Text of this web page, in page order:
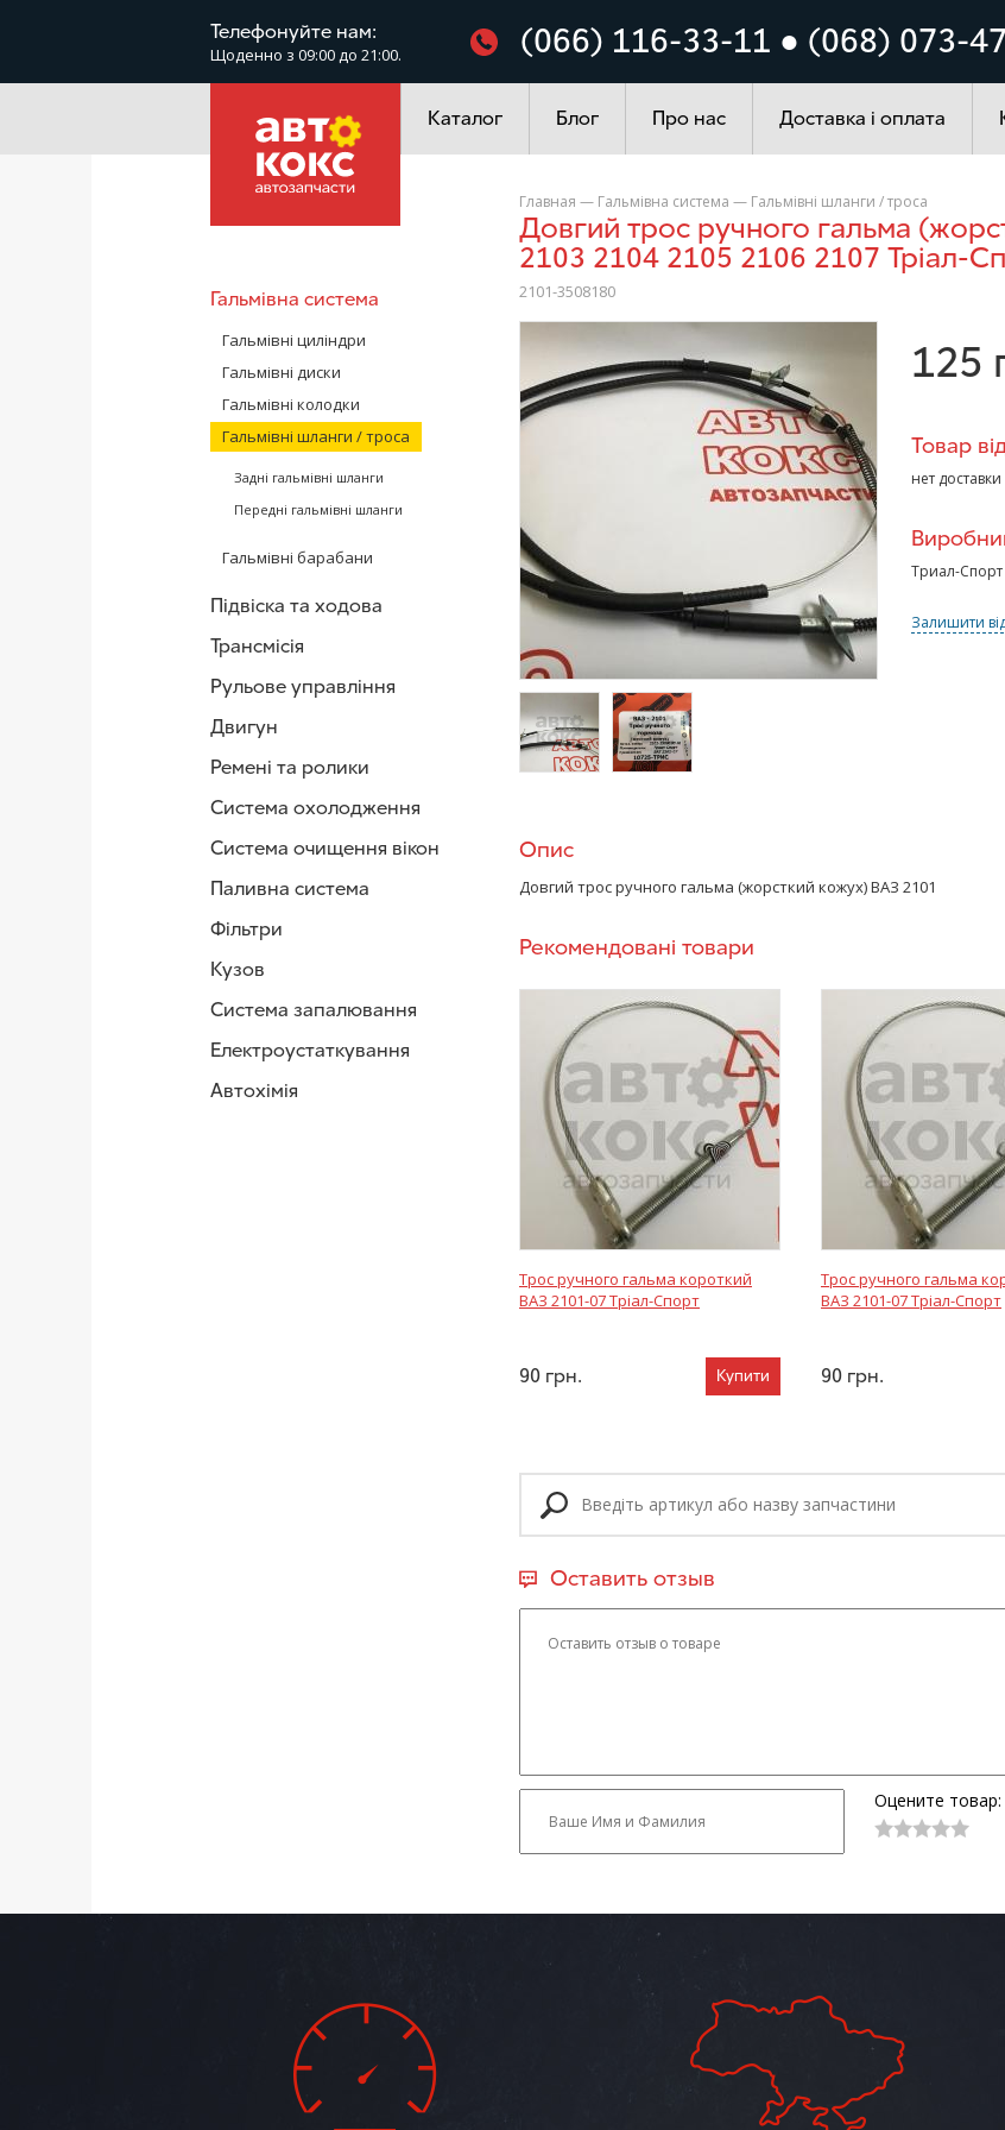
Телефонуйте нам:
Щоденно з 09:00 до 21:00. (066) 116-33-11 ● (068) 073-
Каталог
Електроустаткування Автохімія
Блог Про нас Доставка і оплата
Гальмівна система
Гальмівні циліндри
Гальмівні диски
Гальмівні колодки
Гальмівні шланги / троса
Задні гальмівні шланги
Передні гальмівні шланги
Гальмівні барабани
Підвіска та ходова
Трансмісія
Рульове управління
Двигун
Ремені та ролики
Система охолодження
Система очищення вікон
Паливна система
Фільтри
Кузов
Система запалювання
Електроустаткування
Автохімія
Главная — Гальмівна система — Гальмівні шланги / троса
Довгий трос ручного гальма (жорсткий кожух) ВАЗ 2101 2102
2103 2104 2105 2106 2107 Тріал-
2101-3508180
125
Товар
нет доставки
Триал-Спорт
Залишити
Опис
Довгий трос ручного гальма (жорсткий кожух) ВАЗ 2101
Рекомендовані товари
Трос ручного гальма короткий
ВАЗ 2101-07 Тріал-Спорт
90 грн. Купити
Трос ручного гальма
ВАЗ 2101-07 Тріал-Спорт
90 грн.
Оставить отзыв
Оцените товар: